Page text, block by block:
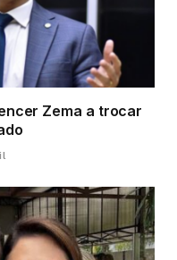
Zema a trocar